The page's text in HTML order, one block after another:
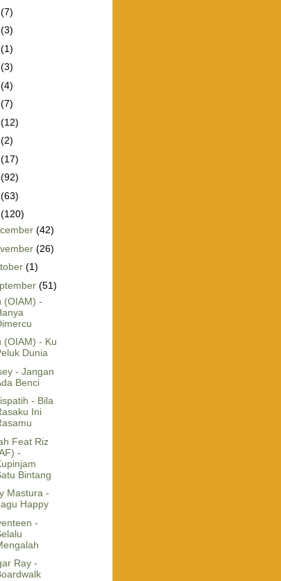
(7)
(3)
(1)
(3)
(4)
(7)
(12)
(2)
(17)
(92)
(63)
(120)
(42)
(26)
(1)
(51)
(OIAM) -
(OIAM) - Ku
Dunia
- Jangan
Benci
- Bila
Ini
Feat Riz
-
Bintang
Mastura -
Happy
-
Ray -